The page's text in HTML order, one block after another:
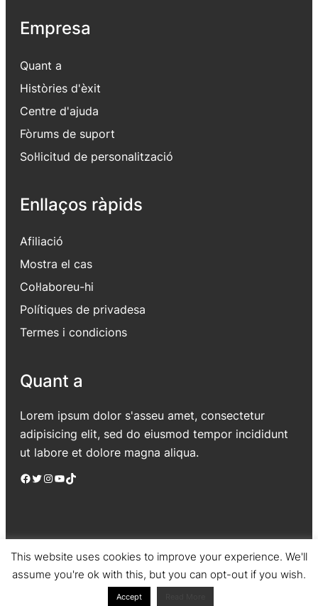
Empresa
Quant a
Històries d'èxit
Centre d'ajuda
Fòrums de suport
Sol·licitud de personalització
Enllaços ràpids
Afiliació
Mostra el cas
Col·laboreu-hi
Polítiques de privadesa
Termes i condicions
Quant a
Lorem ipsum dolor s'asseu amet, consectetur
adipisicing elit, sed do eiusmod tempor incididunt
ut labore et dolore magna aliqua.
Facebook Twitter Instagram YouTube TikTok
Jadro |Powered by WordPress
This website uses cookies to improve your experience. We'll
assume you're ok with this, but you can opt-out if you wish.
Accept